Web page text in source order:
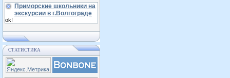
Приморские школьники на
экскурсии в г.Волгограде
ok!
СТАТИСТИКА